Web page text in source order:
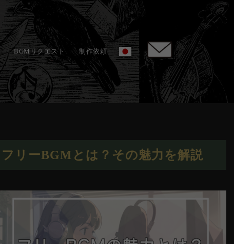
BGMリクエスト 制作依頼
フリーBGMとは？その魅力を解説